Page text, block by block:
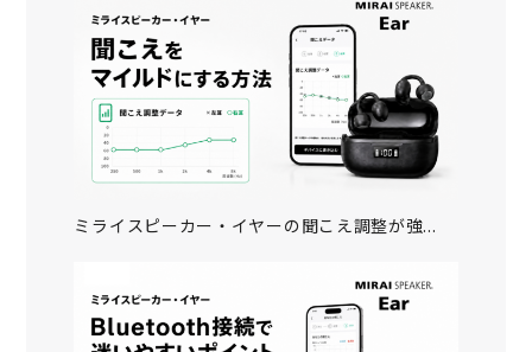
ミライスピーカー・イヤーの聞こえ調整が強...